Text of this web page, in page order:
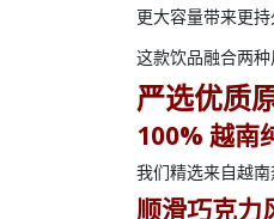
更大容量带来更持
这款饮品融合两
严选优质
100% 越南
我们精选来自越
顺滑巧克力